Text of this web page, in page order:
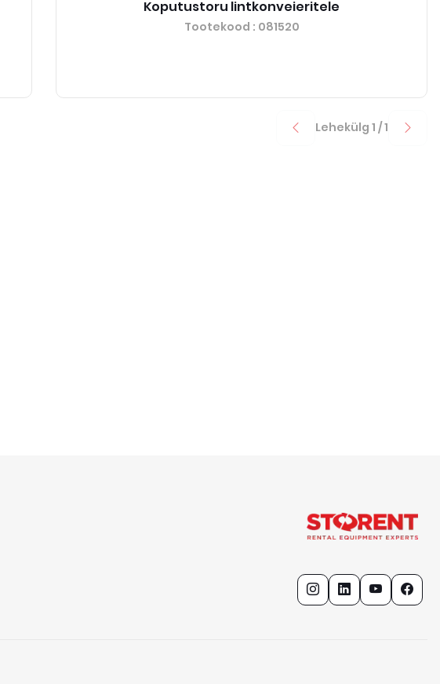
Koputustoru lintkonveieritele
Tootekood : 081520
Lehekülg 1 /1